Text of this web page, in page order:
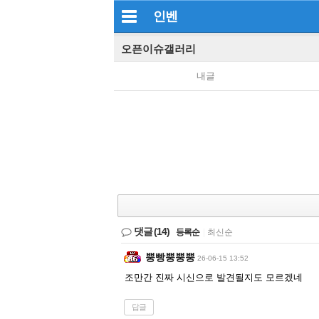
인벤
오픈이슈갤러리
내글
댓글(14) 등록순 최신순
뿡빵뿡뿡뿡 26-06-15 13:52
조만간 진짜 시신으로 발견될지도 모르겠네
답글